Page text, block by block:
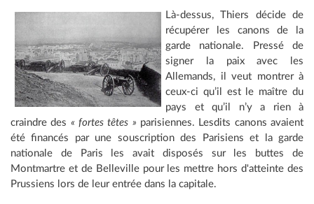
Là-dessus, Thiers décide de
récupérer les canons de la
garde nationale. Pressé de
signer la paix avec les
Allemands, il veut montrer à
ceux-ci qu’il est le maître du
pays et qu’il n’y a rien à
craindre des « fortes têtes » parisiennes. Lesdits canons avaient
été financés par une souscription des Parisiens et la garde
nationale de Paris les avait disposés sur les buttes de
Montmartre et de Belleville pour les mettre hors d'atteinte des
Prussiens lors de leur entrée dans la capitale.